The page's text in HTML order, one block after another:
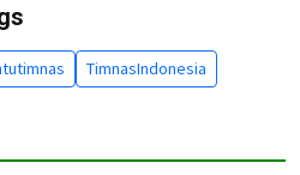
TimnasIndonesia